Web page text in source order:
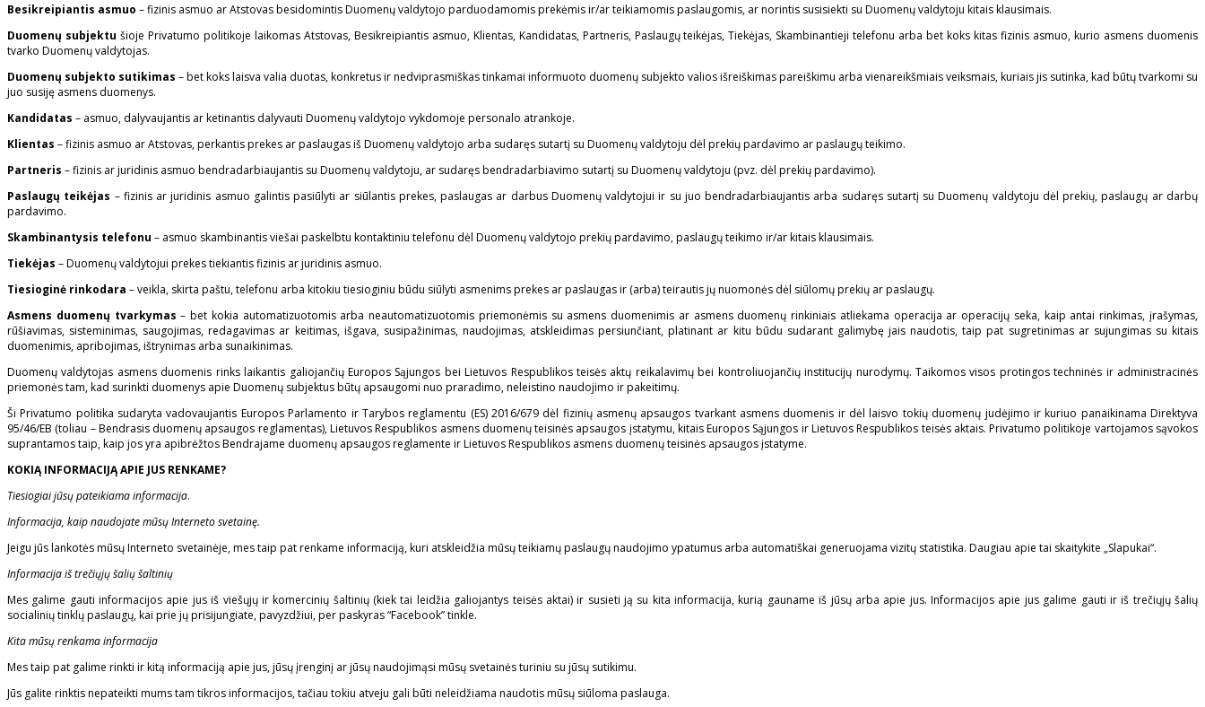
Besikreipiantis asmuo – fizinis asmuo ar Atstovas besidomintis Duomenų valdytojo parduodamomis prekėmis ir/ar teikiamomis paslaugomis, ar norintis susisiekti su Duomenų valdytoju kitais klausimais.
Duomenų subjektu šioje Privatumo politikoje laikomas Atstovas, Besikreipiantis asmuo, Klientas, Kandidatas, Partneris, Paslaugų teikėjas, Tiekėjas, Skambinantieji telefonu arba bet koks kitas fizinis asmuo, kurio asmens duomenis
tvarko Duomenų valdytojas.
Duomenų subjekto sutikimas – bet koks laisva valia duotas, konkretus ir nedviprasmiškas tinkamai informuoto duomenų subjekto valios išreiškimas pareiškimu arba vienareikšmiais veiksmais, kuriais jis sutinka, kad būtų tvarkomi su
juo susiję asmens duomenys.
Kandidatas – asmuo, dalyvaujantis ar ketinantis dalyvauti Duomenų valdytojo vykdomoje personalo atrankoje.
Klientas – fizinis asmuo ar Atstovas, perkantis prekes ar paslaugas iš Duomenų valdytojo arba sudaręs sutartį su Duomenų valdytoju dėl prekių pardavimo ar paslaugų teikimo.
Partneris – fizinis ar juridinis asmuo bendradarbiaujantis su Duomenų valdytoju, ar sudaręs bendradarbiavimo sutartį su Duomenų valdytoju (pvz. dėl prekių pardavimo).
Paslaugų teikėjas – fizinis ar juridinis asmuo galintis pasiūlyti ar siūlantis prekes, paslaugas ar darbus Duomenų valdytojui ir su juo bendradarbiaujantis arba sudaręs sutartį su Duomenų valdytoju dėl prekių, paslaugų ar darbų
pardavimo.
Skambinantysis telefonu – asmuo skambinantis viešai paskelbtu kontaktiniu telefonu dėl Duomenų valdytojo prekių pardavimo, paslaugų teikimo ir/ar kitais klausimais.
Tiekėjas – Duomenų valdytojui prekes tiekiantis fizinis ar juridinis asmuo.
Tiesioginė rinkodara – veikla, skirta paštu, telefonu arba kitokiu tiesioginiu būdu siūlyti asmenims prekes ar paslaugas ir (arba) teirautis jų nuomonės dėl siūlomų prekių ar paslaugų.
Asmens duomenų tvarkymas – bet kokia automatizuotomis arba neautomatizuotomis priemonėmis su asmens duomenimis ar asmens duomenų rinkiniais atliekama operacija ar operacijų seka, kaip antai rinkimas, įrašymas,
rūšiavimas, sisteminimas, saugojimas, redagavimas ar keitimas, išgava, susipažinimas, naudojimas, atskleidimas persiunčiant, platinant ar kitu būdu sudarant galimybę jais naudotis, taip pat sugretinimas ar sujungimas su kitais
duomenimis, apribojimas, ištrynimas arba sunaikinimas.
Duomenų valdytojas asmens duomenis rinks laikantis galiojančių Europos Sąjungos bei Lietuvos Respublikos teisės aktų reikalavimų bei kontroliuojančių institucijų nurodymų. Taikomos visos protingos techninės ir administracinės
priemonės tam, kad surinkti duomenys apie Duomenų subjektus būtų apsaugomi nuo praradimo, neleistino naudojimo ir pakeitimų.
Ši Privatumo politika sudaryta vadovaujantis Europos Parlamento ir Tarybos reglamentu (ES) 2016/679 dėl fizinių asmenų apsaugos tvarkant asmens duomenis ir dėl laisvo tokių duomenų judėjimo ir kuriuo panaikinama Direktyva
95/46/EB (toliau – Bendrasis duomenų apsaugos reglamentas), Lietuvos Respublikos asmens duomenų teisinės apsaugos įstatymu, kitais Europos Sąjungos ir Lietuvos Respublikos teisės aktais. Privatumo politikoje vartojamos sąvokos
suprantamos taip, kaip jos yra apibrėžtos Bendrajame duomenų apsaugos reglamente ir Lietuvos Respublikos asmens duomenų teisinės apsaugos įstatyme.
KOKIĄ INFORMACIJĄ APIE JUS RENKAME?
Tiesiogiai jūsų pateikiama informacija.
Informacija, kaip naudojate mūsų Interneto svetainę.
Jeigu jūs lankotės mūsų Interneto svetainėje, mes taip pat renkame informaciją, kuri atskleidžia mūsų teikiamų paslaugų naudojimo ypatumus arba automatiškai generuojama vizitų statistika. Daugiau apie tai skaitykite „Slapukai“.
Informacija iš trečiųjų šalių šaltinių
Mes galime gauti informacijos apie jus iš viešųjų ir komercinių šaltinių (kiek tai leidžia galiojantys teisės aktai) ir susieti ją su kita informacija, kurią gauname iš jūsų arba apie jus. Informacijos apie jus galime gauti ir iš trečiųjų šalių
socialinių tinklų paslaugų, kai prie jų prisijungiate, pavyzdžiui, per paskyras “Facebook” tinkle.
Kita mūsų renkama informacija
Mes taip pat galime rinkti ir kitą informaciją apie jus, jūsų įrenginį ar jūsų naudojimąsi mūsų svetainės turiniu su jūsų sutikimu.
Jūs galite rinktis nepateikti mums tam tikros informacijos, tačiau tokiu atveju gali būti neleidžiama naudotis mūsų siūloma paslauga.